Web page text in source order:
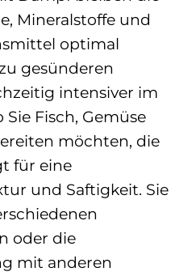
Mineralstoffe und
optimal
gesünderen
intensiver im
Fisch, Gemüse
möchten, die
für eine
und Saftigkeit. Sie
oder die
mit anderen